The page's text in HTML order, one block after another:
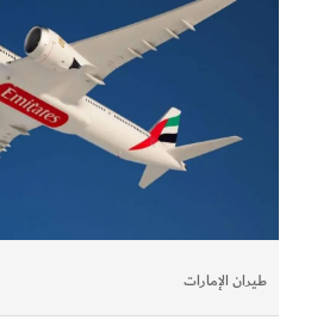
طيران الإمارات